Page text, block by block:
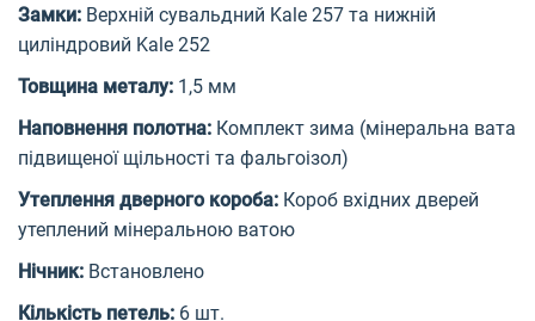
Замки: Верхній сувальдний Kale 257 та нижній
циліндровий Kale 252
Товщина металу: 1,5 мм
Наповнення полотна: Комплект зима (мінеральна вата
підвищеної щільності та фальгоізол)
Утеплення дверного короба: Короб вхідних дверей
утеплений мінеральною ватою
Нічник: Встановлено
Кількість петель: 6 шт.